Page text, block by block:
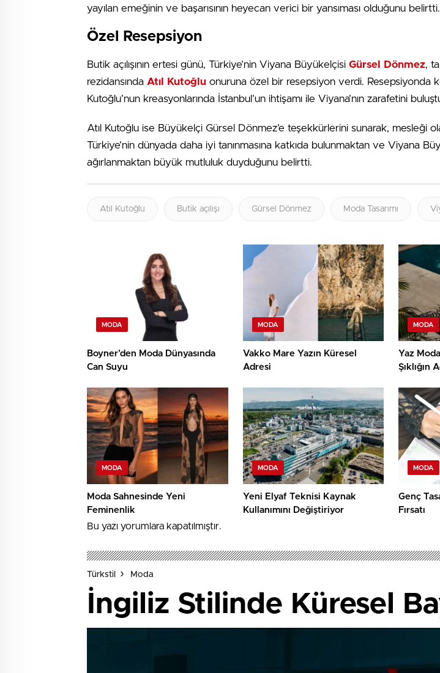
yayılan emeğinin ve başarısının heyecan verici bir yansıması olduğunu belirtti.
Özel Resepsiyon
Butik açılışının ertesi günü, Türkiye’nin Viyana Büyükelçisi Gürsel Dönmez,
rezidansında Atıl Kutoğlu onuruna özel bir resepsiyon verdi. Resepsiyonda
Kutoğlu’nun kreasyonlarında İstanbul’un ihtişamı ile Viyana’nın zarafetini
Atıl Kutoğlu ise Büyükelçi Gürsel Dönmez’e teşekkürlerini sunarak, mesleği
Türkiye’nin dünyada daha iyi tanınmasına katkıda bulunmaktan ve Viyana
ağırlanmaktan büyük mutluluk duyduğunu belirtti.
Atıl Kutoğlu Butik açılışı Gürsel Dönmez Moda Tasarımı
MODA
Boyner’den Moda Dünyasında
Can Suyu
MODA
Vakko Mare Yazın Küresel
Adresi
MODA
Yaz
Şıklığın
MODA
Moda Sahnesinde Yeni
Feminenlik
MODA
Yeni Elyaf Teknisi Kaynak
Kullanımını Değiştiriyor
MODA
Genç
Fırsatı
Bu yazı yorumlara kapatılmıştır.
Türkstil Moda
İngiliz Stilinde Küresel